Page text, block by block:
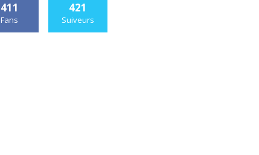
411
Fans
421
Suiveurs